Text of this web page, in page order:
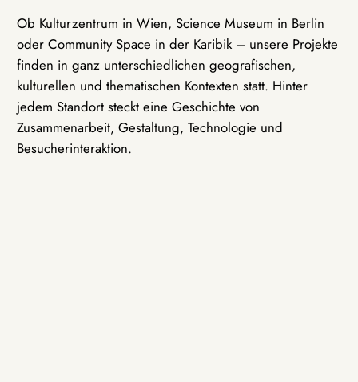
Ob Kulturzentrum in Wien, Science Museum in Berlin
oder Community Space in der Karibik – unsere Projekte
finden in ganz unterschiedlichen geografischen,
kulturellen und thematischen Kontexten statt. Hinter
jedem Standort steckt eine Geschichte von
Zusammenarbeit, Gestaltung, Technologie und
Besucherinteraktion.